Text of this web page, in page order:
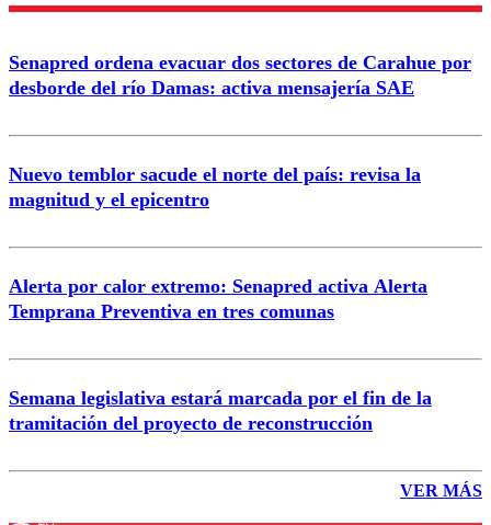
Enviar comentario
Senapred ordena evacuar dos sectores de Carahue por
desborde del río Damas: activa mensajería SAE
Nuevo temblor sacude el norte del país: revisa la
magnitud y el epicentro
Alerta por calor extremo: Senapred activa Alerta
Temprana Preventiva en tres comunas
Semana legislativa estará marcada por el fin de la
tramitación del proyecto de reconstrucción
VER MÁS